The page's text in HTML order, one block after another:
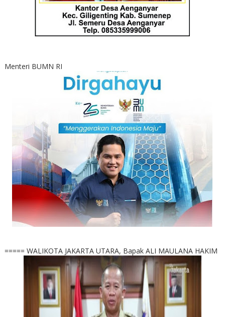
Menteri BUMN RI
===== WALIKOTA JAKARTA UTARA, Bapak ALI MAULANA HAKIM